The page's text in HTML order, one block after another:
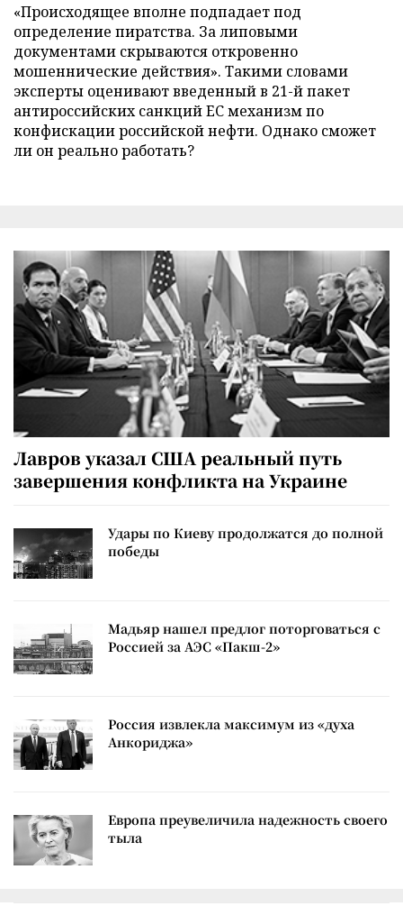
«Происходящее вполне подпадает под
определение пиратства. За липовыми
документами скрываются откровенно
мошеннические действия». Такими словами
эксперты оценивают введенный в 21-й пакет
антироссийских санкций ЕС механизм по
конфискации российской нефти. Однако сможет
ли он реально работать?
Лавров указал США реальный путь
завершения конфликта на Украине
Удары по Киеву продолжатся до полной
победы
Мадьяр нашел предлог поторговаться с
Россией за АЭС «Пакш-2»
Россия извлекла максимум из «духа
Анкориджа»
Европа преувеличила надежность своего
тыла